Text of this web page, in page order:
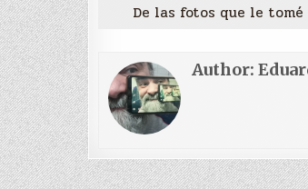
De las fotos que le tomé
Author: